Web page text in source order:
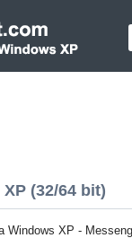
(32/64 bit)
Windows XP -